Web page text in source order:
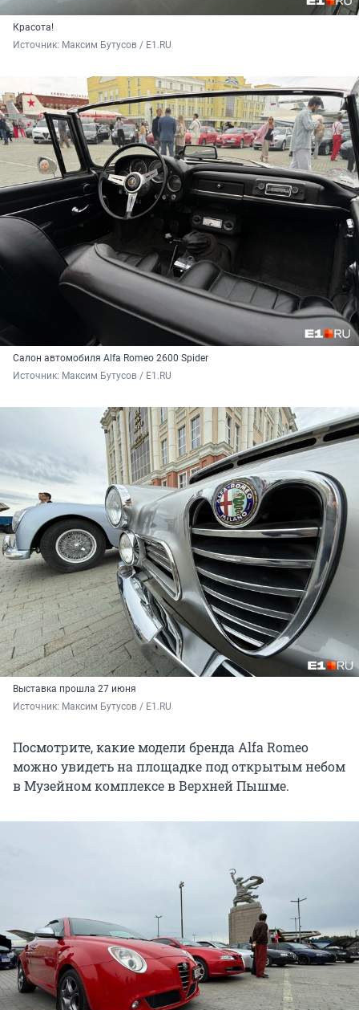
Красота!
Источник: Максим Бутусов / E1.RU
Салон автомобиля Alfa Romeo 2600 Spider
Источник: Максим Бутусов / E1.RU
Выставка прошла 27 июня
Источник: Максим Бутусов / E1.RU
Посмотрите, какие модели бренда Alfa Romeo
можно увидеть на площадке под открытым небом
в Музейном комплексе в Верхней Пышме.